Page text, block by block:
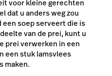
voor kleine gerechten
dat u anders weg zou
soep serveert die is
van de prei, kunt u
prei verwerken in een
een stuk lamsvlees
maken.